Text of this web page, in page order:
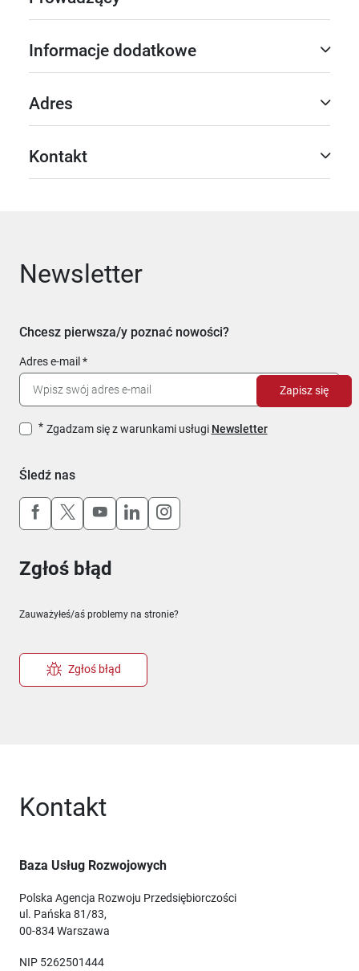
Informacje dodatkowe
Adres
Kontakt
Newsletter
Chcesz pierwsza/y poznać nowości?
Adres e-mail
Zgadzam się z warunkami usługi Newsletter
Zapisz się
Śledź nas
Uwaga, link otworzy się w nowym oknie
Uwaga, link otworzy się w nowym oknie
Uwaga, link otworzy się w nowym
Uwaga, link otworzy się w
Uwaga, link otworzy się w
Zgłoś błąd
Zauważyłeś/aś problemy na stronie?
Zgłoś błąd
Kontakt
Baza Usług Rozwojowych
Polska Agencja Rozwoju Przedsiębiorczości
ul. Pańska 81/83,
00-834 Warszawa
NIP 5262501444